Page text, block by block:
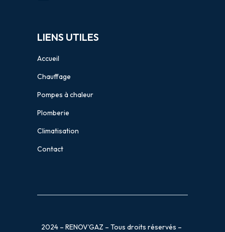
LIENS UTILES
Accueil
Chauffage
Pompes à chaleur
Plomberie
Climatisation
Contact
2024 – RENOV’GAZ – Tous droits réservés –